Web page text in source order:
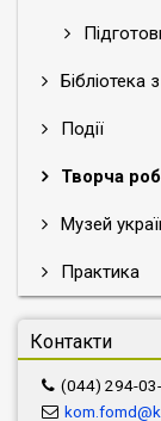
Бібліотека
Події
Творча
Музей
Практика
Контакти
(044) 294-